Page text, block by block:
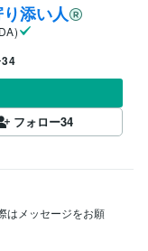
添い人
34
フォロー34
はメッセージをお願